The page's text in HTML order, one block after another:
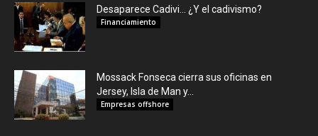
Desaparece Cadivi… ¿Y el cadivismo?
Financiamiento
Mossack Fonseca cierra sus oficinas en
Jersey, Isla de Man y...
Empresas offshore